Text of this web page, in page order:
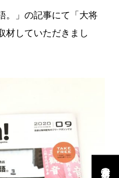
。」の記事にて「大将
材していただきまし
市村工務店の家